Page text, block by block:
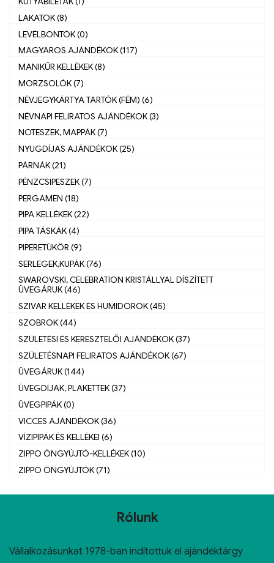
LAKATOK (8)
LEVÉLBONTÓK (0)
MAGYAROS AJÁNDÉKOK (117)
MANIKŰR KELLÈKEK (8)
MORZSOLÓK (7)
NÉVJEGYKÁRTYA TARTÓK (FÉM) (6)
NÉVNAPI FELIRATOS AJÁNDÉKOK (3)
NOTESZEK, MAPPÁK (7)
NYUGDÍJAS AJÁNDÉKOK (25)
PÁRNÁK (21)
PÉNZCSIPESZEK (7)
PERGAMEN (18)
PIPA KELLÉKEK (22)
PIPA TÁSKÁK (4)
PIPERETÜKÖR (9)
SERLEGEK,KUPÁK (76)
SWAROVSKI, CELEBRATION KRISTÁLLYAL DÍSZÍTETT
ÜVEGÁRUK (46)
SZIVAR KELLÉKEK ÉS HUMIDOROK (45)
SZOBROK (44)
SZÜLETÉSI ÉS KERESZTELŐI AJÁNDÉKOK (37)
SZÜLETÉSNAPI FELIRATOS AJÁNDÉKOK (67)
ÜVEGÁRUK (144)
ÜVEGDÍJAK, PLAKETTEK (37)
ÜVEGPIPÁK (0)
VICCES AJÁNDÉKOK (36)
VÍZIPIPÁK ÉS KELLÉKEI (6)
ZIPPO ÖNGYÚJTÓ-KELLÉKEK (10)
ZIPPO ÖNGYÚJTÓK (71)
Rólunk
Vállalkozásunkat 1978-ban indítottuk el ajándéktárgy